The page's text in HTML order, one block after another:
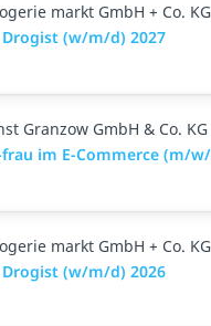
markt GmbH + Co. KG
(w/m/d) 2027
Granzow GmbH & Co. KG
im E-Commerce (m/
markt GmbH + Co. KG
(w/m/d) 2026